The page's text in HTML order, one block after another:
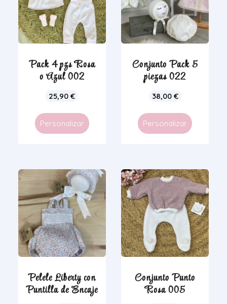
Pack 4 pzs Rosa
o Azul 002
25,90€
Personalizar
Conjunto Pack 5
piezas 022
38,00 €
Personalizar
Pelele Liberty con
Puntilla de Encaje
Conjunto Punto
Rosa 005